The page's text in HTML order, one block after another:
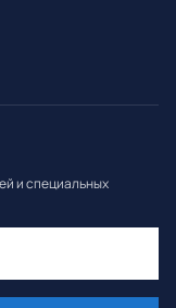
и специальных